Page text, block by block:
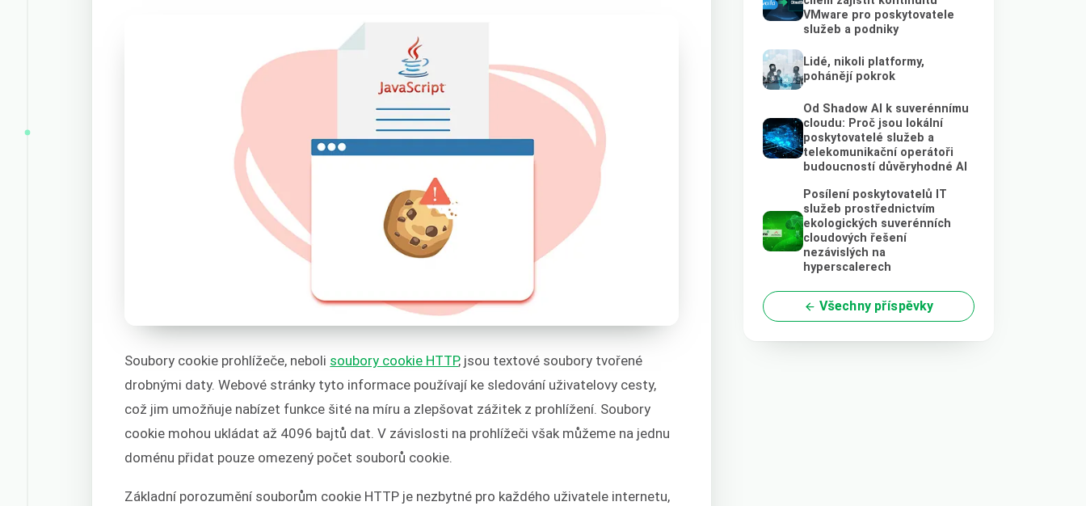
Soubory cookie prohlížeče, neboli soubory cookie HTTP, jsou textové soubory tvořené
drobnými daty. Webové stránky tyto informace používají ke sledování uživatelovy cesty,
což jim umožňuje nabízet funkce šité na míru a zlepšovat zážitek z prohlížení. Soubory
cookie mohou ukládat až 4096 bajtů dat. V závislosti na prohlížeči však můžeme na jednu
doménu přidat pouze omezený počet souborů cookie.
Základní porozumění souborům cookie HTTP je nezbytné pro každého uživatele internetu,
VMware pro poskytovatele
služeb a podniky
Lidé, nikoli platformy,
pohánějí pokrok
Od Shadow AI k suverénnímu
cloudu: Proč jsou lokální
poskytovatelé služeb a
telekomunikační operátoři
budoucností důvěryhodné AI
Posílení poskytovatelů IT
služeb prostřednictvím
ekologických suverénních
cloudových řešení
nezávislých na
hyperscalerech
Všechny příspěvky